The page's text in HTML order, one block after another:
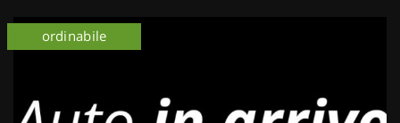
NOLEGGIO AUTO
ordinabile